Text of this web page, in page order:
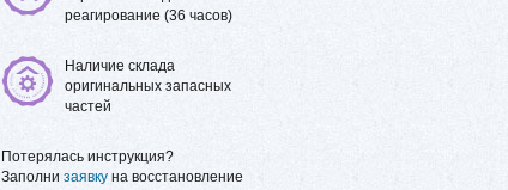
реагирование (36 часов)
Наличие склада
оригинальных запасных
частей
Потерялась инструкция?
Заполни заявку на восстановление